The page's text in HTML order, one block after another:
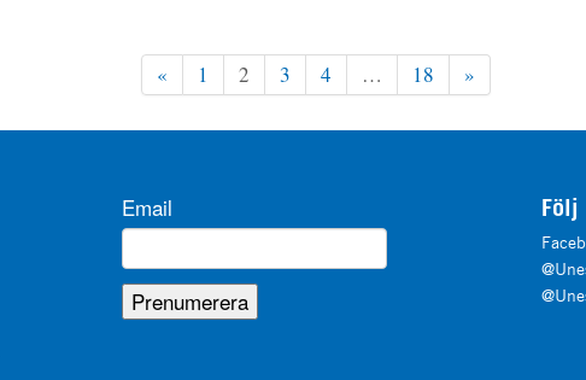
« 1 2 3 4 … 18 »
Email Följ